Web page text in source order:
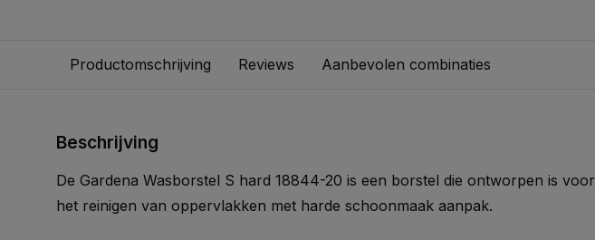
Productomschrijving Reviews Aanbevolen combinaties
Beschrijving
De Gardena Wasborstel S hard 18844-20 is een borstel die ontworpen is voor
het reinigen van oppervlakken met harde schoonmaak aanpak.